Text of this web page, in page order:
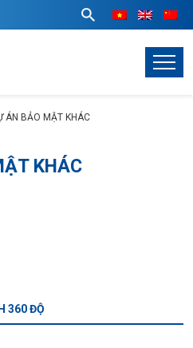
ÁN BẢO MẬT KHÁC
KHÁC
360 ĐỘ